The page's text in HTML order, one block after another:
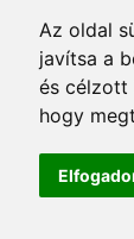
Az oldal
javítsa a
és célzott
hogy
módok
8362